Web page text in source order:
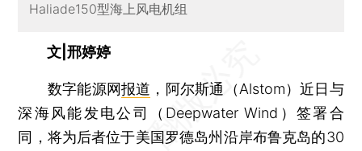
Haliade150型海上风电机组
文|邢婷婷
数字能源网报道 ，阿尔斯通（Alstom）近日与
深海风能发电公司（Deepwater Wind）签署合
同，将为后者位于美国罗德岛州沿岸布鲁克岛的30